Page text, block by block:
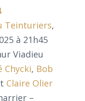
Teinturiers,
à 21h45
Viadieu
Chycki, Bob
Claire Olier
–